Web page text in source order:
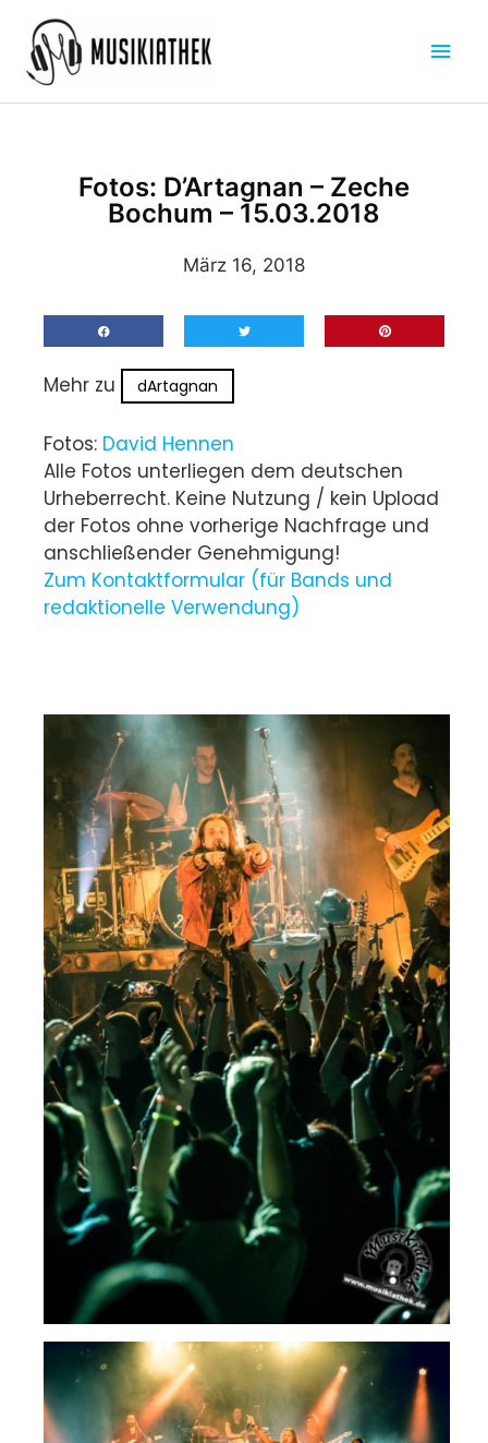
Inhalt
springen
Fotos: D’Artagnan – Zeche
Bochum – 15.03.2018
März 16, 2018
Mehr zu dArtagnan
Fotos: David Hennen
Alle Fotos unterliegen dem deutschen
Urheberrecht. Keine Nutzung / kein Upload
der Fotos ohne vorherige Nachfrage und
anschließender Genehmigung!
Zum Kontaktformular (für Bands und
redaktionelle Verwendung)